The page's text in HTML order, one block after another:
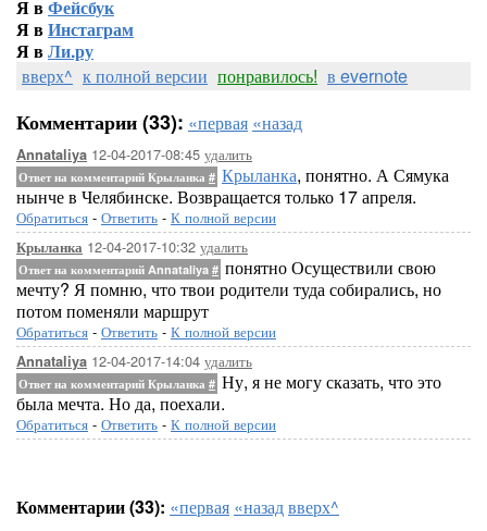
Я вФейсбук
Я вИнстаграм
Я вЛи.ру
вверх^ к полной версии понравилось! в evernote
Комментарии (33): «первая «назад
Annataliya 12-04-2017-08:45 удалить
Ответ на комментарий Крыланка # Крыланка, понятно. А Сямука
нынче в Челябинске. Возвращается только 17 апреля.
Обратиться - Ответить - К полной версии
Крыланка 12-04-2017-10:32 удалить
Ответ на комментарий Annataliya # понятно Осуществили свою
мечту? Я помню, что твои родители туда собирались, но
потом поменяли маршрут
Обратиться - Ответить - К полной версии
Annataliya 12-04-2017-14:04 удалить
Ответ на комментарий Крыланка # Ну, я не могу сказать, что это
была мечта. Но да, поехали.
Обратиться - Ответить - К полной версии
Комментарии (33): «первая «назадвверх^